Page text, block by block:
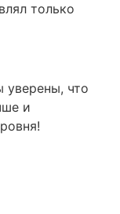
только
уверены, что
и